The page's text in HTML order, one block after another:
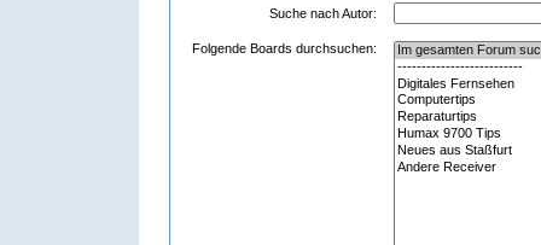
Suche nach Autor:
Folgende Boards durchsuchen: